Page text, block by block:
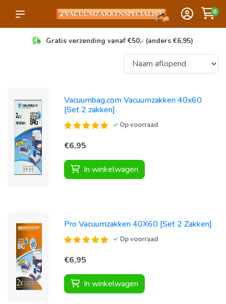
0
Gratis verzending vanaf €50,- (anders €6,95)
Vacuumbag.com Vacuumzakken 40x60
[Set 2 zakken]
Op voorraad
€6,95
In winkelwagen
Pro Vacuumzakken 40X60 [Set 2 Zakken]
Op voorraad
€6,95
In winkelwagen